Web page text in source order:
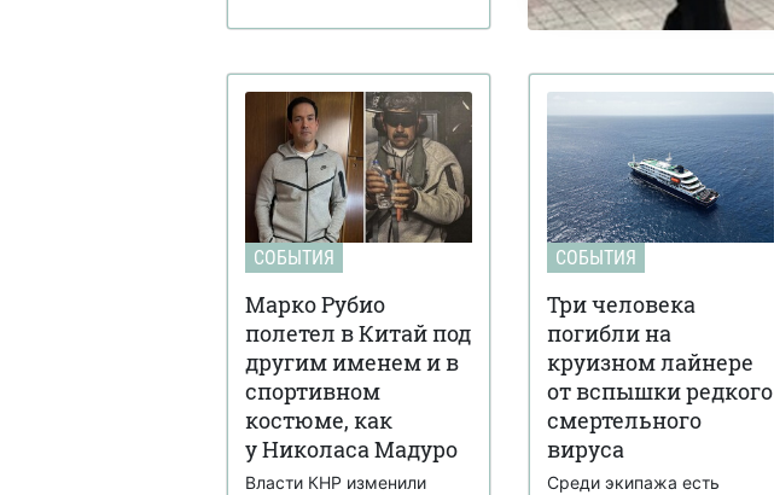
СОБЫТИЯ
Марко Рубио
полетел в Китай под
другим именем и в
спортивном
костюме, как
у Николаса Мадуро
Власти КНР изменили
СОБЫТИЯ
Три человека
погибли на
круизном лайнере
от вспышки редкого
смертельного
вируса
Среди экипажа есть